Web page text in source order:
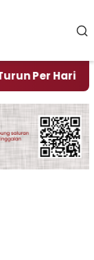
Hari Ini,